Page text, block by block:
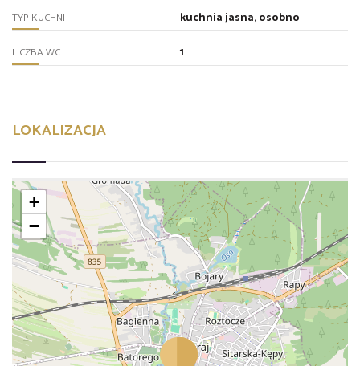
TYP KUCHNI kuchnia jasna, osobno
LICZBA WC 1
LOKALIZACJA
+
−